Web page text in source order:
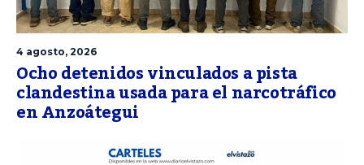
4 agosto, 2026
Ocho detenidos vinculados a pista
clandestina usada para el narcotráfico
en Anzoátegui